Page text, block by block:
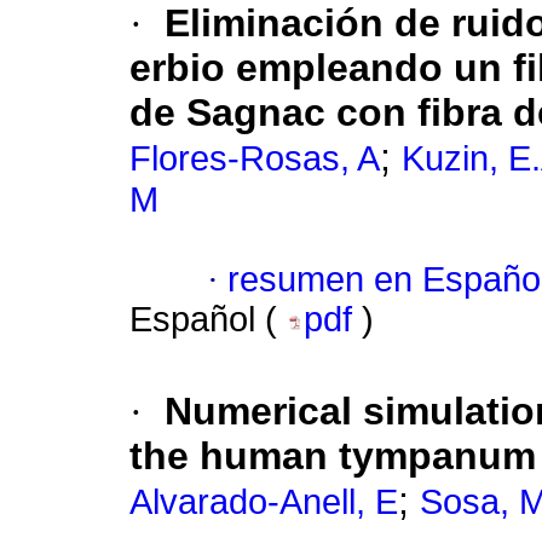
·
Eliminación de
erbio empleando un
de Sagnac con fibra
Flores-Rosas, A; Kuzin,
M
· resumen en
Español (
pdf )
·
Numerical
the human tympanum
Alvarado-Anell, E; Sosa,